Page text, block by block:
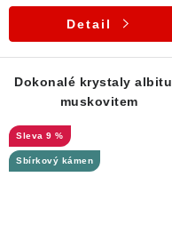
Detail
Dokonalé krystaly
muskovitem
9 %
Sbírkový kámen